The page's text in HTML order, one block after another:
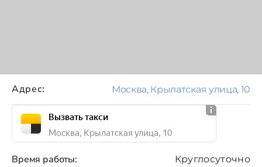
Время работы: Круглосуточно
Адрес: Москва, Крылатская улица, 10
Вызвать такси
Москва, Крылатская улица, 10